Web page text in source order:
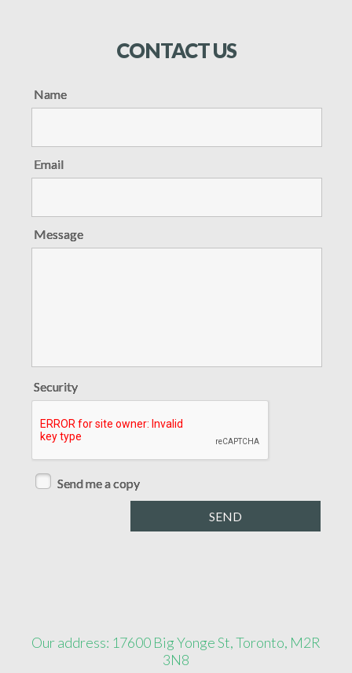
CONTACTUS
Name
Email
Message
Security
Send me a copy
Our address: 17600 Big Yonge St, Toronto, M2R
3N8